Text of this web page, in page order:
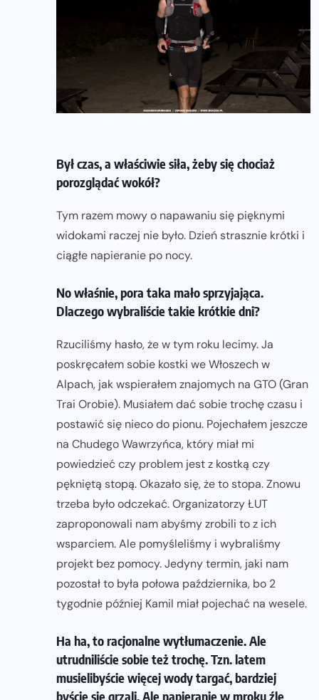
Był czas, a właściwie siła, żeby się chociaż
porozglądać wokół?
Tym razem mowy o napawaniu się pięknymi
widokami raczej nie było. Dzień strasznie krótki i
ciągłe napieranie po nocy.
No właśnie, pora taka mało sprzyjająca.
Dlaczego wybraliście takie krótkie dni?
Rzuciliśmy hasło, że w tym roku lecimy. Ja
poskręcałem sobie kostki we Włoszech w
Alpach, jak wspierałem znajomych na GTO (Gran
Trai Orobie). Musiałem dać sobie trochę czasu i
postawić się nieco do pionu. Pojechałem jeszcze
na Chudego Wawrzyńca, który miał mi
powiedzieć czy problem jest z kostką czy
pękniętą stopą. Okazało się, że to stopa. Znowu
trzeba było odczekać. Organizatorzy ŁUT
zaproponowali nam abyśmy zrobili to z ich
wsparciem. Ale pomyśleliśmy i wybraliśmy
projekt bez pomocy. Jedyny termin, jaki nam
pozostał to była połowa października, bo 2
tygodnie później Kamil miał pojechać na wesele.
Ha ha, to racjonalne wytłumaczenie. Ale
utrudniliście sobie też trochę. Tzn. latem
musielibyście więcej wody targać, bardziej
byście się grzali. Ale napieranie w mroku źle